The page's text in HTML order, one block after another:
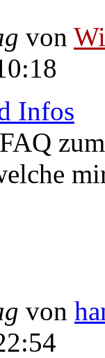
von
Infos
von